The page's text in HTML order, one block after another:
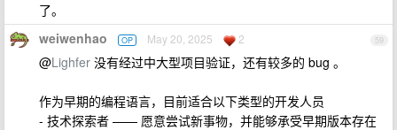
了。
59
weiwenhao OP May 20, 2025 2
@Lighfer 没有经过中大型项目验证，还有较多的 bug 。
作为早期的编程语言，目前适合以下类型的开发人员
- 技术探索者 —— 愿意尝试新事物，并能够承受早期版本存在